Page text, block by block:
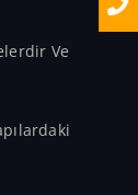
Ve